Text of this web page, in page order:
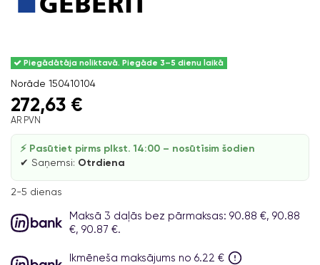
Piegādātāja noliktavā. Piegāde 3–5 dienu laikā
Norāde 150410104
272,63 €
AR PVN
⚡ Pasūtiet pirms plkst. 14:00 – nosūtīsim šodien
✔ Saņemsi: Otrdiena
2-5 dienas
Maksā 3 daļās bez pārmaksas: 90.88 €, 90.88
€, 90.87 €.
Ikmēneša maksājums no 6.22 €